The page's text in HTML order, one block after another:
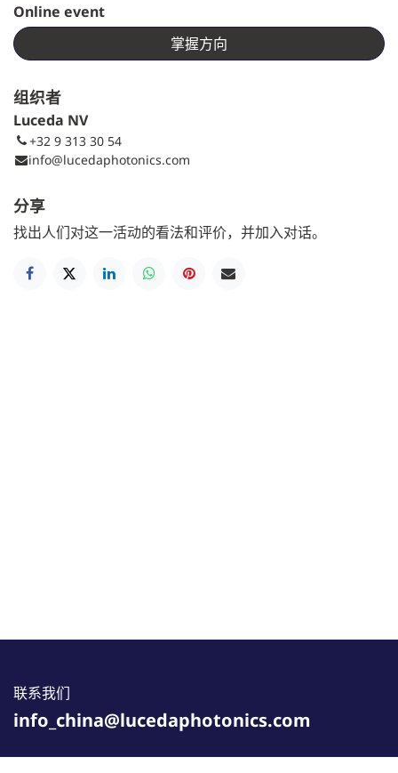
Online event
掌握方向
组织者
Luceda NV
+32 9 313 30 54
info@lucedaphotonics.com
分享
找出人们对这一活动的看法和评价，并加入对话。
联系我们
info_china@lucedaphotonics.com